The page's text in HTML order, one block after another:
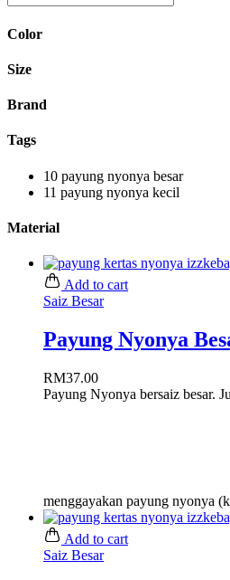
Color
Size
Brand
Tags
10 payung nyonya besar
11 payung nyonya kecil
Material
Add to cart
Saiz Besar
Payung Nyonya
RM37.00
Payung Nyonya bersaiz besar.
menggayakan payung nyonya
Add to cart
Saiz Besar